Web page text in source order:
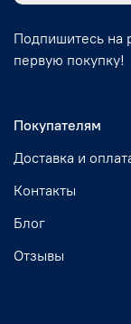
Покупателям
Доставка и
Контакты
Блог
Отзывы
Подпишитесь на
первую покупку!